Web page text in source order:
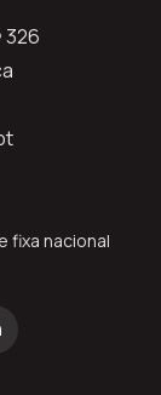
326
fixa nacional